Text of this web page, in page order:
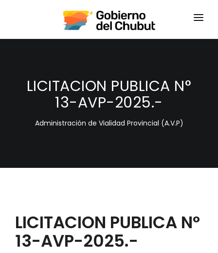
HOME
LICITACION PUBLICA N°
13-AVP-2025.-
Administración de Vialidad Provincial (A.V.P)
LICITACION PUBLICA N°
13-AVP-2025.-